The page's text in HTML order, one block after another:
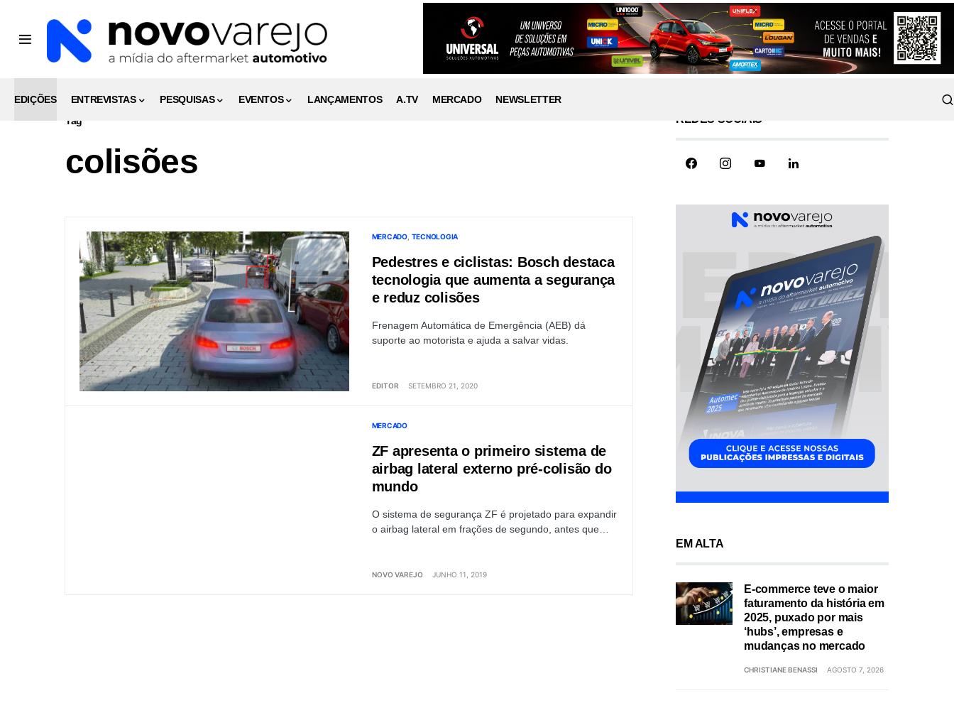
EDIÇÕES ENTREVISTAS PESQUISAS EVENTOS LANÇAMENTOS A.TV MERCADO
NEWSLETTER
Tag
colisões
MERCADO TECNOLOGIA
Pedestres e ciclistas: Bosch destaca
tecnologia que aumenta a segurança
e reduz colisões
Frenagem Automática de Emergência (AEB) dá
suporte ao motorista e ajuda a salvar vidas.
EDITOR SETEMBRO 21, 2020
MERCADO
ZF apresenta o primeiro sistema de
airbag lateral externo pré-colisão do
mundo
O sistema de segurança ZF é projetado para expandir
o airbag lateral em frações de segundo, antes que…
NOVO VAREJO JUNHO 11, 2019
REDES SOCIAIS
EM ALTA
E-commerce teve o maior
faturamento da história em
2025, puxado por mais
‘hubs’, empresas e
mudanças no mercado
CHRISTIANE BENASSI AGOSTO 7, 2026